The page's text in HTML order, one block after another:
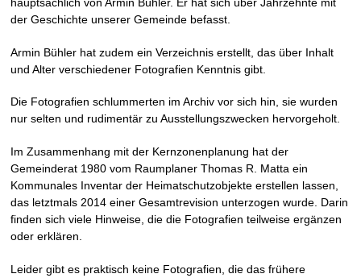
hauptsächlich von Armin Bühler. Er hat sich über Jahrzehnte mit
der Geschichte unserer Gemeinde befasst.
Armin Bühler hat zudem ein Verzeichnis erstellt, das über Inhalt
und Alter verschiedener Fotografien Kenntnis gibt.
Die Fotografien schlummerten im Archiv vor sich hin, sie wurden
nur selten und rudimentär zu Ausstellungszwecken hervorgeholt.
Im Zusammenhang mit der Kernzonenplanung hat der
Gemeinderat 1980 vom Raumplaner Thomas R. Matta ein
Kommunales Inventar der Heimatschutzobjekte erstellen lassen,
das letztmals 2014 einer Gesamtrevision unterzogen wurde. Darin
finden sich viele Hinweise, die die Fotografien teilweise ergänzen
oder erklären.
Leider gibt es praktisch keine Fotografien, die das frühere